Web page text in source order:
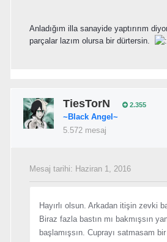
Anladığım illa sanayide yaptırırım
parçalar lazım olursa bir dürtersin.
TiesTorN 2.355
~Black Angel~
5.572 mesaj
Mesaj tarihi: Haziran 1, 2016
Hayırlı olsun. Arkadan itişin zevki
Biraz fazla bastın mı bakmışsın
başlamışsın. Cuprayı satmasam